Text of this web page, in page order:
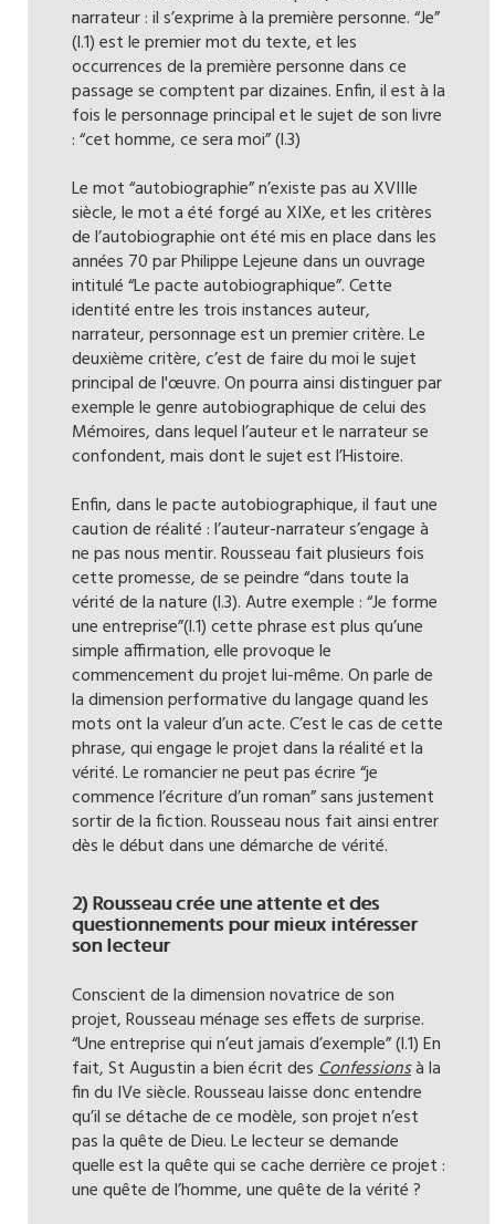
narrateur : il s’exprime à la première personne. “Je”
(l.1) est le premier mot du texte, et les
occurrences de la première personne dans ce
passage se comptent par dizaines. Enfin, il est à la
fois le personnage principal et le sujet de son livre
: “cet homme, ce sera moi” (l.3)
Le mot “autobiographie” n’existe pas au XVIIIe
siècle, le mot a été forgé au XIXe, et les critères
de l’autobiographie ont été mis en place dans les
années 70 par Philippe Lejeune dans un ouvrage
intitulé “Le pacte autobiographique”. Cette
identité entre les trois instances auteur,
narrateur, personnage est un premier critère. Le
deuxième critère, c’est de faire du moi le sujet
principal de l'œuvre. On pourra ainsi distinguer par
exemple le genre autobiographique de celui des
Mémoires, dans lequel l’auteur et le narrateur se
confondent, mais dont le sujet est l’Histoire.
Enfin, dans le pacte autobiographique, il faut une
caution de réalité : l’auteur-narrateur s’engage à
ne pas nous mentir. Rousseau fait plusieurs fois
cette promesse, de se peindre “dans toute la
vérité de la nature (l.3). Autre exemple : “Je forme
une entreprise”(l.1) cette phrase est plus qu’une
simple affirmation, elle provoque le
commencement du projet lui-même. On parle de
la dimension performative du langage quand les
mots ont la valeur d’un acte. C’est le cas de cette
phrase, qui engage le projet dans la réalité et la
vérité. Le romancier ne peut pas écrire “je
commence l’écriture d’un roman” sans justement
sortir de la fiction. Rousseau nous fait ainsi entrer
dès le début dans une démarche de vérité.
2) Rousseau crée une attente et des
questionnements pour mieux intéresser
son lecteur
Conscient de la dimension novatrice de son
projet, Rousseau ménage ses effets de surprise.
“Une entreprise qui n’eut jamais d’exemple” (l.1) En
fait, St Augustin a bien écrit desConfessionsà la
fin du IVe siècle. Rousseau laisse donc entendre
qu’il se détache de ce modèle, son projet n’est
pas la quête de Dieu. Le lecteur se demande
quelle est la quête qui se cache derrière ce projet :
une quête de l’homme, une quête de la vérité ?